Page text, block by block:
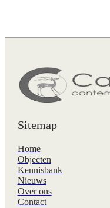
Sitemap
Home
Objecten
Kennisbank
Nieuws
Over ons
Contact